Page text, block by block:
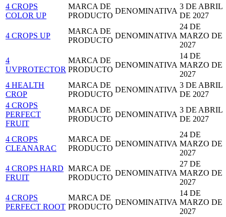
4 CROPS
COLOR UP
MARCA DE
PRODUCTO
DENOMINATIVA
3 DE ABRIL
DE 2027
4 CROPS UP
MARCA DE
PRODUCTO
DENOMINATIVA
24 DE
MARZO DE
2027
4
UVPROTECTOR
MARCA DE
PRODUCTO
DENOMINATIVA
14 DE
MARZO DE
2027
4 HEALTH
CROP
MARCA DE
PRODUCTO
DENOMINATIVA
3 DE ABRIL
DE 2027
4 CROPS
PERFECT
FRUIT
MARCA DE
PRODUCTO
DENOMINATIVA
3 DE ABRIL
DE 2027
4 CROPS
CLEANARAC
MARCA DE
PRODUCTO
DENOMINATIVA
24 DE
MARZO DE
2027
4 CROPS HARD
FRUIT
MARCA DE
PRODUCTO
DENOMINATIVA
27 DE
MARZO DE
2027
4 CROPS
PERFECT ROOT
MARCA DE
PRODUCTO
DENOMINATIVA
14 DE
MARZO DE
2027